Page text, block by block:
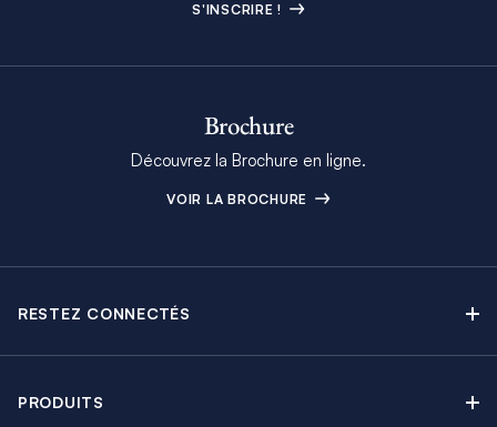
S'INSCRIRE !
Brochure
Découvrez la Brochure en ligne.
VOIR LA BROCHURE
RESTEZ CONNECTÉS
PRODUITS